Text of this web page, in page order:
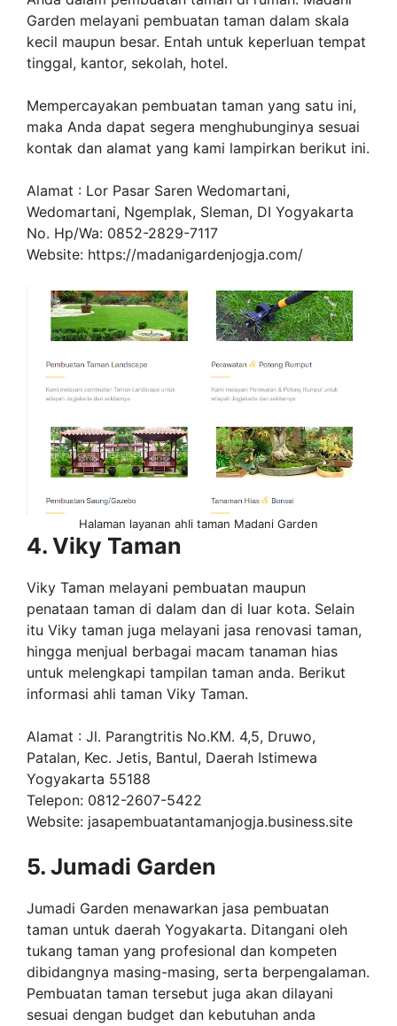
Garden melayani pembuatan taman dalam skala
kecil maupun besar. Entah untuk keperluan tempat
tinggal, kantor, sekolah, hotel.
Mempercayakan pembuatan taman yang satu ini,
maka Anda dapat segera menghubunginya sesuai
kontak dan alamat yang kami lampirkan berikut ini.
Alamat : Lor Pasar Saren Wedomartani,
Wedomartani, Ngemplak, Sleman, DI Yogyakarta
No. Hp/Wa: 0852-2829-7117
Website: https://madanigardenjogja.com/
Halaman layanan ahli taman Madani Garden
4. Viky Taman
Viky Taman melayani pembuatan maupun
penataan taman di dalam dan di luar kota. Selain
itu Viky taman juga melayani jasa renovasi taman,
hingga menjual berbagai macam tanaman hias
untuk melengkapi tampilan taman anda. Berikut
informasi ahli taman Viky Taman.
Alamat : Jl. Parangtritis No.KM. 4,5, Druwo,
Patalan, Kec. Jetis, Bantul, Daerah Istimewa
Yogyakarta 55188
Telepon: 0812-2607-5422
Website: jasapembuatantamanjogja.business.site
5. Jumadi Garden
Jumadi Garden menawarkan jasa pembuatan
taman untuk daerah Yogyakarta. Ditangani oleh
tukang taman yang profesional dan kompeten
dibidangnya masing-masing, serta berpengalaman.
Pembuatan taman tersebut juga akan dilayani
sesuai dengan budget dan kebutuhan anda